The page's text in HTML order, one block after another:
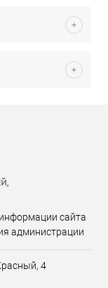
сайта
администрации
4